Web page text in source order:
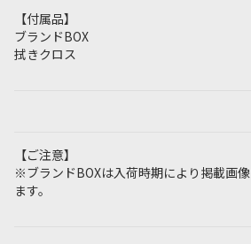
【付属品】
ブランドBOX
拭きクロス
【ご注意】
※ブランドBOXは入荷時期により掲載画
ます。